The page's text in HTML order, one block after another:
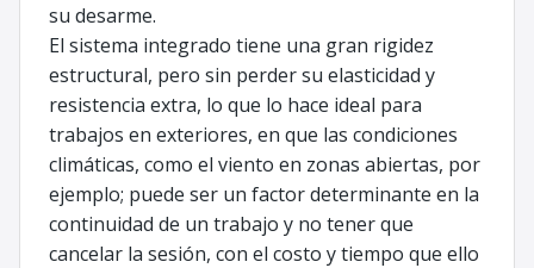
su desarme.
El sistema integrado tiene una gran rigidez
estructural, pero sin perder su elasticidad y
resistencia extra, lo que lo hace ideal para
trabajos en exteriores, en que las condiciones
climáticas, como el viento en zonas abiertas, por
ejemplo; puede ser un factor determinante en la
continuidad de un trabajo y no tener que
cancelar la sesión, con el costo y tiempo que ello